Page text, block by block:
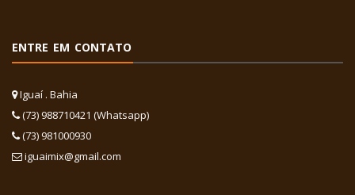
ENTRE EM CONTATO
Iguaí . Bahia
(73) 988710421 (Whatsapp)
(73) 981000930
iguaimix@gmail.com